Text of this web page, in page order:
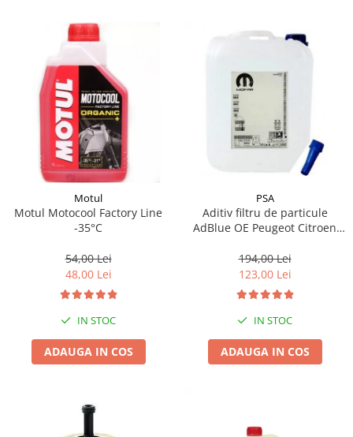
Motul
Motul Motocool Factory Line
-35°C
54,00 Lei
48,00 Lei
IN STOC
ADAUGA IN COS
PSA
Aditiv filtru de particule
AdBlue OE Peugeot Citroen
194,00 Lei
123,00 Lei
IN STOC
ADAUGA IN COS